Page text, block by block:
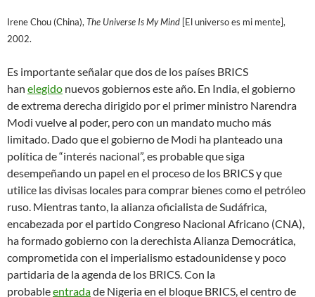
Irene Chou (China), The Universe Is My Mind [El universo es mi mente],
2002.
Es importante señalar que dos de los países BRICS
han elegido nuevos gobiernos este año. En India, el gobierno
de extrema derecha dirigido por el primer ministro Narendra
Modi vuelve al poder, pero con un mandato mucho más
limitado. Dado que el gobierno de Modi ha planteado una
política de “interés nacional”, es probable que siga
desempeñando un papel en el proceso de los BRICS y que
utilice las divisas locales para comprar bienes como el petróleo
ruso. Mientras tanto, la alianza oficialista de Sudáfrica,
encabezada por el partido Congreso Nacional Africano (CNA),
ha formado gobierno con la derechista Alianza Democrática,
comprometida con el imperialismo estadounidense y poco
partidaria de la agenda de los BRICS. Con la
probableentradade Nigeria en el bloque BRICS, el centro de